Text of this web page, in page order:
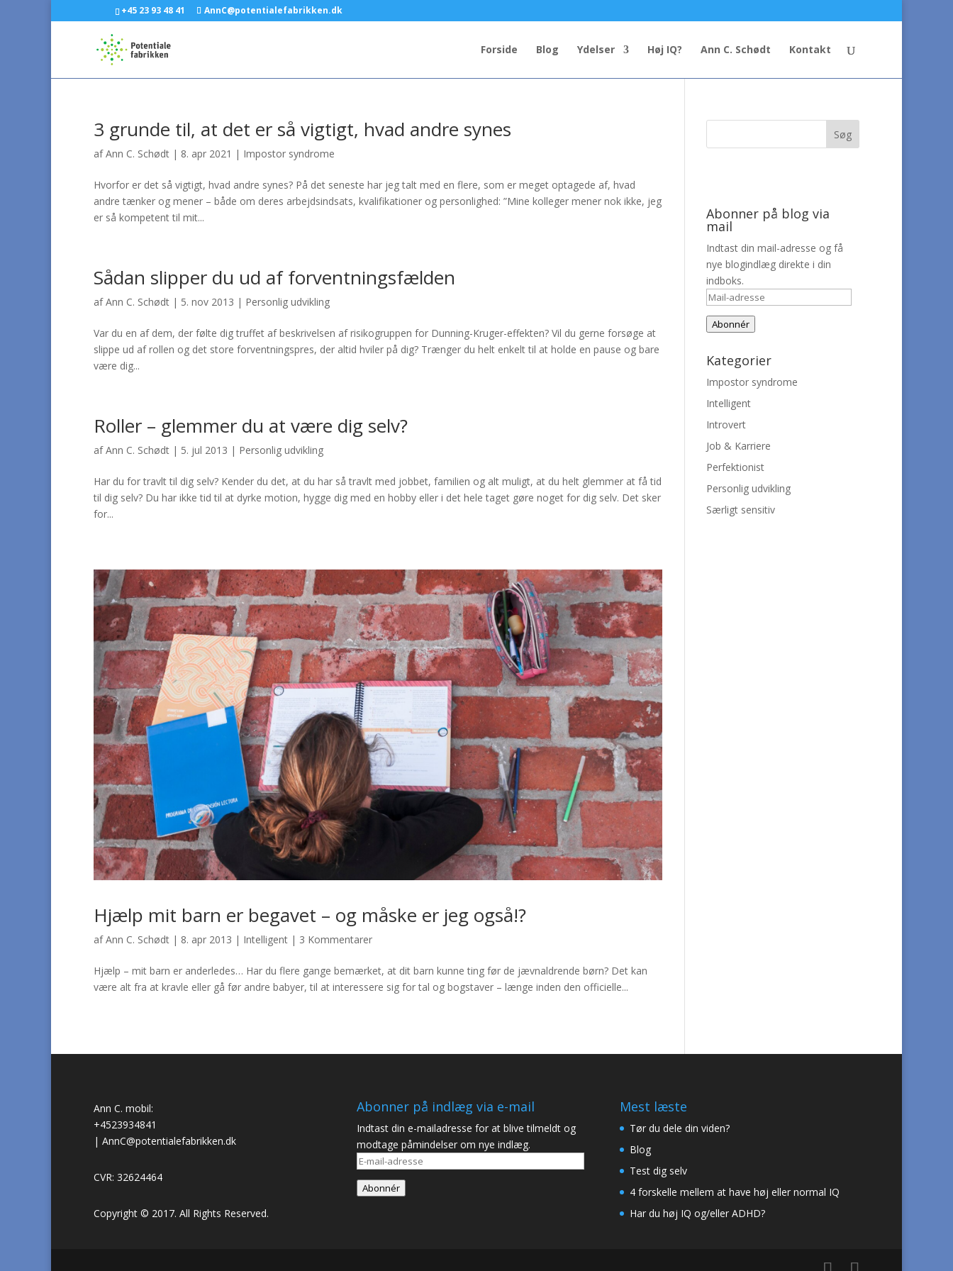
+45 23 93 48 41 AnnC@potentialefabrikken.dk
Forside Blog Ydelser Høj IQ? Ann C. Schødt Kontakt
3 grunde til, at det er så vigtigt, hvad andre synes
afAnn C. Schødt | 8. apr 2021 | Impostor syndrome
Hvorfor er det så vigtigt, hvad andre synes? På det seneste har jeg talt med en flere, som er meget optagede af, hvad
andre tænker og mener – både om deres arbejdsindsats, kvalifikationer og personlighed: ”Mine kolleger mener nok ikke, jeg
er så kompetent til mit...
Sådan slipper du ud af forventningsfælden
afAnn C. Schødt | 5. nov 2013 | Personlig udvikling
Var du en af dem, der følte dig truffet af beskrivelsen af risikogruppen for Dunning-Kruger-effekten? Vil du gerne forsøge at
slippe ud af rollen og det store forventningspres, der altid hviler på dig? Trænger du helt enkelt til at holde en pause og bare
være dig...
Roller – glemmer du at være dig selv?
afAnn C. Schødt | 5. jul 2013 | Personlig udvikling
Har du for travlt til dig selv? Kender du det, at du har så travlt med jobbet, familien og alt muligt, at du helt glemmer at få tid
til dig selv? Du har ikke tid til at dyrke motion, hygge dig med en hobby eller i det hele taget gøre noget for dig selv. Det sker
for...
Hjælp mit barn er begavet – og måske er jeg også!?
afAnn C. Schødt | 8. apr 2013 | Intelligent | 3 Kommentarer
Hjælp – mit barn er anderledes… Har du flere gange bemærket, at dit barn kunne ting før de jævnaldrende børn? Det kan
være alt fra at kravle eller gå før andre babyer, til at interessere sig for tal og bogstaver – længe inden den officielle...
Abonner på blog via
mail
Indtast din mail-adresse og få
nye blogindlæg direkte i din
indboks.
Mail-
adresse
Abonnér
Kategorier
Impostor syndrome
Intelligent
Introvert
Job & Karriere
Perfektionist
Personlig udvikling
Særligt sensitiv
Ann C. mobil:
+4523934841
| AnnC@potentialefabrikken.dk
CVR: 32624464
Copyright © 2017. All Rights Reserved.
Abonner på indlæg via e-mail
Indtast din e-mailadresse for at blive tilmeldt og
modtage påmindelser om nye indlæg.
E-
adresse
Abonnér
Mest læste
Tør du dele din viden?
Blog
Test dig selv
4 forskelle mellem at have høj eller normal IQ
Har du høj IQ og/eller ADHD?